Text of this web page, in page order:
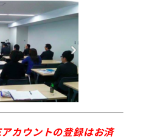
カウントの登録はお済